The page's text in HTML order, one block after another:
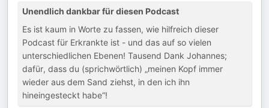
Unendlich dankbar für diesen Podcast
Es ist kaum in Worte zu fassen, wie hilfreich dieser
Podcast für Erkrankte ist - und das auf so vielen
unterschiedlichen Ebenen! Tausend Dank Johannes;
dafür, dass du (sprichwörtlich) „meinen Kopf immer
wieder aus dem Sand ziehst, in den ich ihn
hineingesteckt habe“!